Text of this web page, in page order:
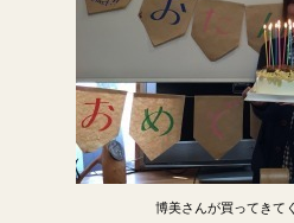
博美さんが買ってきて